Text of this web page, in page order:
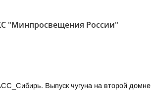
"Минпросвещения России"
Выпуск чугуна на второй